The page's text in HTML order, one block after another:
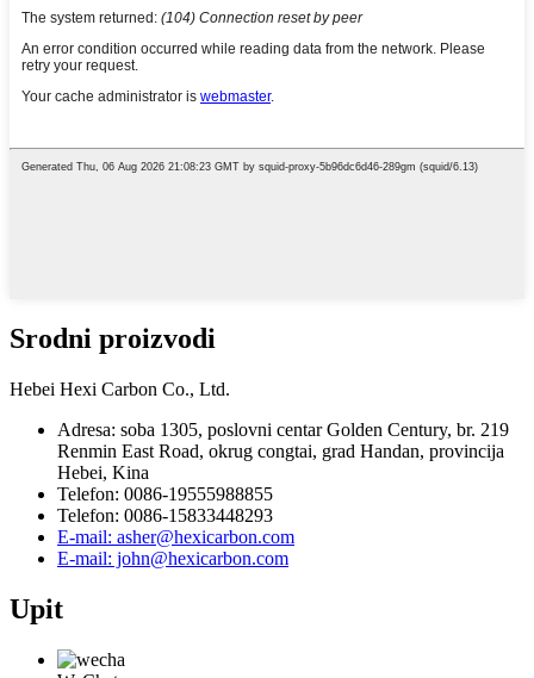
Srodni proizvodi
Hebei Hexi Carbon Co., Ltd.
Adresa: soba 1305, poslovni centar Golden Century, br. 219
Renmin East Road, okrug congtai, grad Handan, provincija
Hebei, Kina
Telefon: 0086-19555988855
Telefon: 0086-15833448293
E-mail: asher@hexicarbon.com
E-mail: john@hexicarbon.com
Upit